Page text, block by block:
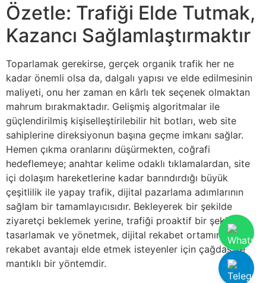
Özetle: Trafiği Elde Tutmak,
Kazancı Sağlamlaştırmaktır
Toparlamak gerekirse, gerçek organik trafik her ne
kadar önemli olsa da, dalgalı yapısı ve elde edilmesinin
maliyeti, onu her zaman en kârlı tek seçenek olmaktan
mahrum bırakmaktadır. Gelişmiş algoritmalar ile
güçlendirilmiş kişiselleştirilebilir hit botları, web site
sahiplerine direksiyonun başına geçme imkanı sağlar.
Hemen çıkma oranlarını düşürmekten, coğrafi
hedeflemeye; anahtar kelime odaklı tıklamalardan, site
içi dolaşım hareketlerine kadar barındırdığı büyük
çeşitlilik ile yapay trafik, dijital pazarlama adımlarının
sağlam bir tamamlayıcısıdır. Bekleyerek bir şekilde
ziyaretçi beklemek yerine, trafiği proaktif bir şekilde
tasarlamak ve yönetmek, dijital rekabet ortamında
rekabet avantajı elde etmek isteyenler için çağdaş ve
mantıklı bir yöntemdir.